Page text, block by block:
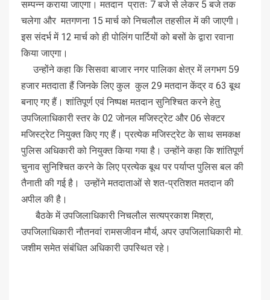
सम्पन्न कराया जाएगा। मतदान प्रातः 7 बजे से लेकर 5 बजे तक
चलेगा और मतगणना 15 मार्च को निचलौल तहसील में की जाएगी।
इस संदर्भ में 12 मार्च को ही पोलिंग पार्टियों को बसों के द्वारा रवाना
किया जाएगा।
उन्होंने कहा कि सिसवा बाजार नगर पालिका क्षेत्र में लगभग 59
हजार मतदाता हैं जिनके लिए कुल कुल 29 मतदान केंद्र व 63 बूथ
बनाए गए हैं। शांतिपूर्ण एवं निष्पक्ष मतदान सुनिश्चित करने हेतु
उपजिलाधिकारी स्तर के 02 जोनल मजिस्ट्रेट और 06 सेक्टर
मजिस्ट्रेट नियुक्त किए गए हैं। प्रत्येक मजिस्ट्रेट के साथ समकक्ष
पुलिस अधिकारी को नियुक्त किया गया है। उन्होंने कहा कि शांतिपूर्ण
चुनाव सुनिश्चित करने के लिए प्रत्येक बूथ पर पर्याप्त पुलिस बल की
तैनाती की गई है। उन्होंने मतदाताओं से शत-प्रतिशत मतदान की
अपील की है।
बैठके में उपजिलाधिकारी निचलौल सत्यप्रकाश मिश्रा,
उपजिलाधिकारी नौतनवां रामसजीवन मौर्य, अपर उपजिलाधिकारी मो.
जशीम समेत संबंधित अधिकारी उपस्थित रहे।